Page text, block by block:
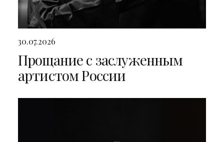
30.07.2026
Прощание с заслуженным
артистом России